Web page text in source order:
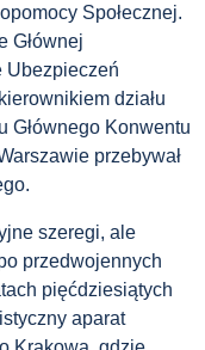
Społecznej.
Głównej
Ubezpieczeń
działu
Głównego Konwentu
przebywał
szeregi, ale
przedwojennych
pięćdziesiątych
aparat